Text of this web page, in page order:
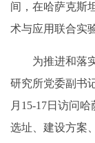
间，在哈萨克斯
术与应用联合实
为推进和落实
研究所党委副书
月15-17日访问
选址、建设方案